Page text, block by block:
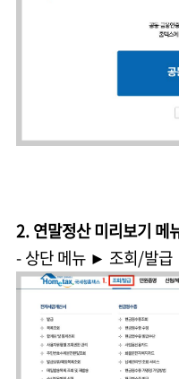
2. 연말정산 미리보기 메
- 상단 메뉴 ► 조회/발급